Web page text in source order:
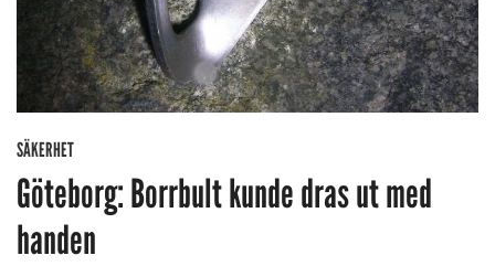
SÄKERHET
Göteborg: Borrbult kunde dras ut med
handen